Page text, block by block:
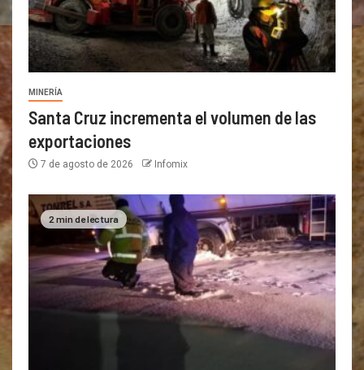
MINERÍA
Santa Cruz incrementa el volumen de las
exportaciones
7 de agosto de 2026 Infomix
2 min de lectura